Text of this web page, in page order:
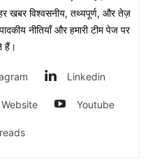
खबर विश्वसनीय, तथ्यपूर्ण, और तेज़
नीतियाँ और हमारी टीम पेज पर
हैं।
Linkedin
Website Youtube